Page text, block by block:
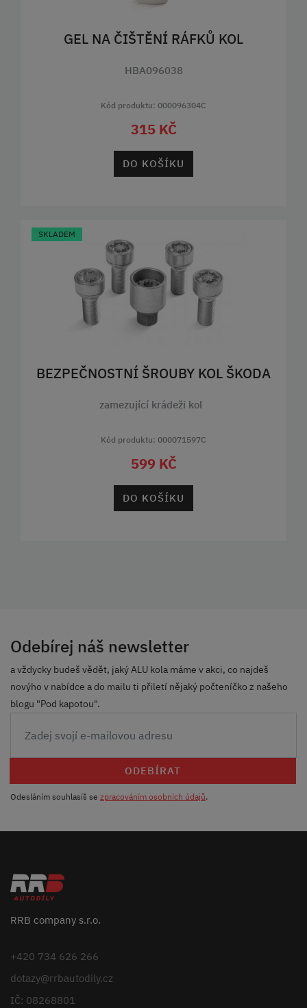
GEL NA ČIŠTĚNÍ RÁFKŮ KOL
HBA096038
Kód produktu: 000096304C
315 KČ
DO KOŠÍKU
SKLADEM
BEZPEČNOSTNÍ ŠROUBY KOL ŠKODA
zamezující krádeži kol
Kód produktu: 000071597C
599 KČ
DO KOŠÍKU
Odebírej náš newsletter
a vždycky budeš vědět, jaký ALU kola máme v akci, co najdeš
novýho v nabídce a do mailu ti přiletí nějaký počteníčko z našeho
blogu "Pod kapotou".
ODEBÍRAT
Odesláním souhlasíš se zpracováním osobních údajů.
RRB company s.r.o.
+420 734 626 266
dotazy@rrbautodily.cz
IČ: 08268801